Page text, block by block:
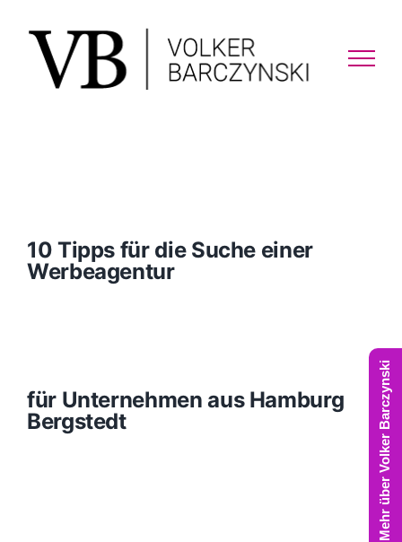
content
10 Tipps für die Suche einer
Werbeagentur
für Unternehmen aus Hamburg
Bergstedt
Mehr über Volker Barczynski